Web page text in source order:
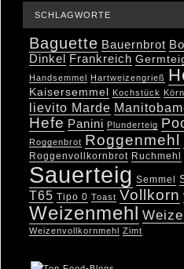
SCHLAGWORTE
Baguette Bauernbrot
Dinkel Frankreich
Handsemmel
Hartweizengrieß
Kaisersemmel Kochstück
lievito Marde
Hefe Panini Plunderteig
Roggenbrot Roggenmehl
Roggenvollkornbrot Ruchmehl
Sauerteig Semmel
T65 Tipo 0 Toast Vollkorn
Weizenmehl
Weizenvollkornmehl Zimt